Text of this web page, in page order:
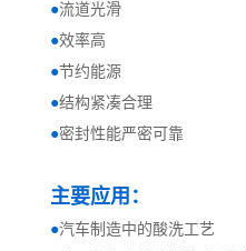
●流道光滑
●效率高
●节约能源
●结构紧凑合理
●密封性能严密可靠
主要应用：
●汽车制造中的酸洗工艺